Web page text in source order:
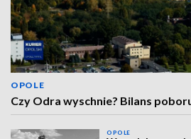
OPOLE
Czy Odra wyschnie? Bilans
OPOLE